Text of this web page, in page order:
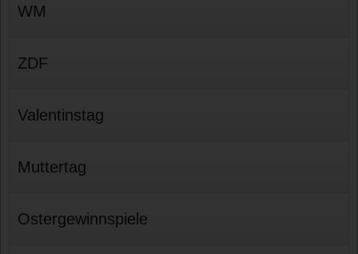
WM
ZDF
Valentinstag
Muttertag
Ostergewinnspiele